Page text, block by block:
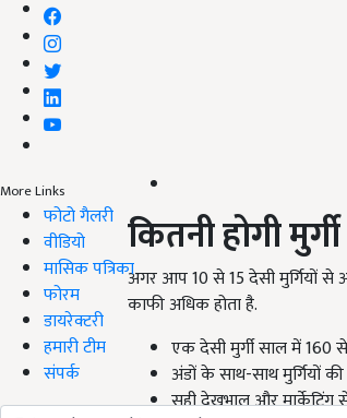
More Links
फोटो गैलरी
वीडियो
मासिक पत्रिका
फोरम
डायरेक्टरी
हमारी टीम
संपर्क
कितनी होगी
अगर आप 10 से 15 देसी मुर्गियों
काफी अधिक होता है.
एक देसी मुर्गी साल में 160
अंडों के साथ-साथ मुर्गियों
सही देखभाल और